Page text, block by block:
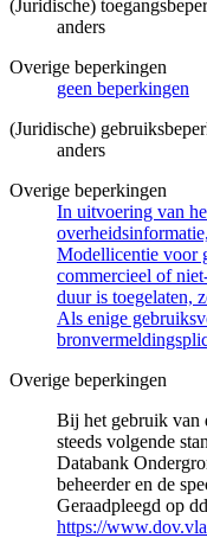
(Juridische)
anders
Overige beperkingen
geen beperkingen
(Juridische)
anders
Overige beperkingen
In uitvoering van
Modellicentie voor
commercieel of
duur is toegelaten,
Als enige
Overige beperkingen
Bij het gebruik van
steeds volgende
Databank
beheerder en de
Geraadpleegd op
https://